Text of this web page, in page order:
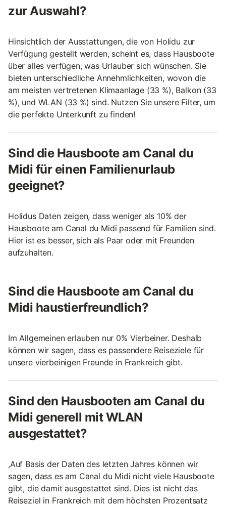
zur Auswahl?
Hinsichtlich der Ausstattungen, die von Holidu zur
Verfügung gestellt werden, scheint es, dass Hausboote
über alles verfügen, was Urlauber sich wünschen. Sie
bieten unterschiedliche Annehmlichkeiten, wovon die
am meisten vertretenen Klimaanlage (33 %), Balkon (33
%), und WLAN (33 %) sind. Nutzen Sie unsere Filter, um
die perfekte Unterkunft zu finden!
Sind die Hausboote am Canal du
Midi für einen Familienurlaub
geeignet?
Holidus Daten zeigen, dass weniger als 10% der
Hausboote am Canal du Midi passend für Familien sind.
Hier ist es besser, sich als Paar oder mit Freunden
aufzuhalten.
Sind die Hausboote am Canal du
Midi haustierfreundlich?
Im Allgemeinen erlauben nur 0% Vierbeiner. Deshalb
können wir sagen, dass es passendere Reiseziele für
unsere vierbeinigen Freunde in Frankreich gibt.
Sind den Hausbooten am Canal du
Midi generell mit WLAN
ausgestattet?
,Auf Basis der Daten des letzten Jahres können wir
sagen, dass es am Canal du Midi nicht viele Hausboote
gibt, die damit ausgestattet sind. Dies ist nicht das
Reiseziel in Frankreich mit dem höchsten Prozentsatz